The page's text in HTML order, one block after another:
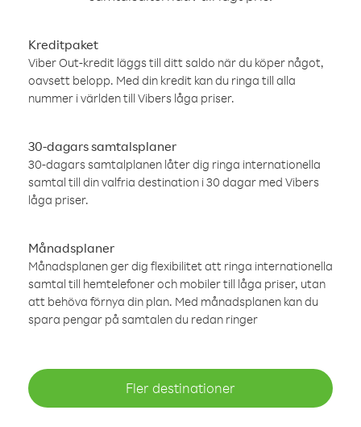
Kreditpaket
Viber Out-kredit läggs till ditt saldo när du köper något,
oavsett belopp. Med din kredit kan du ringa till alla
nummer i världen till Vibers låga priser.
30-dagars samtalsplaner
30-dagars samtalplanen låter dig ringa internationella
samtal till din valfria destination i 30 dagar med Vibers
låga priser.
Månadsplaner
Månadsplanen ger dig flexibilitet att ringa internationella
samtal till hemtelefoner och mobiler till låga priser, utan
att behöva förnya din plan. Med månadsplanen kan du
spara pengar på samtalen du redan ringer
Fler destinationer